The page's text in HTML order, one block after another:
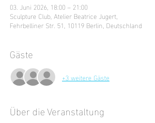
03. Juni 2026, 18:00 – 21:00
Sculpture Club, Atelier Beatrice Jugert,
Fehrbelliner Str. 51, 10119 Berlin, Deutschland
Gäste
+3 weitere Gäste
Über die Veranstaltung